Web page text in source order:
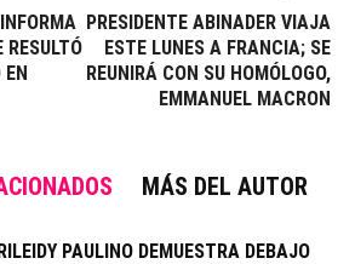
RESULTÓ
EN
PRESIDENTE ABINADER VIAJA
ESTE LUNES A FRANCIA; SE
REUNIRÁ CON SU HOMÓLOGO,
EMMANUEL MACRON
MÁS DEL AUTOR
PAULINO DEMUESTRA DEBAJO